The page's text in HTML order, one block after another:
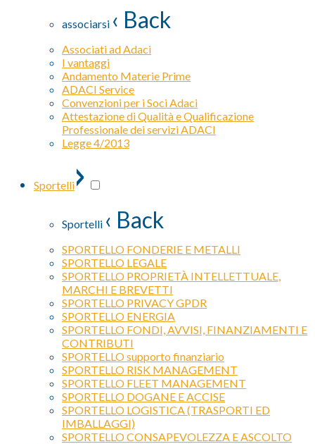
associarsi ‹ Back
Associati ad Adaci
I vantaggi
Andamento Materie Prime
ADACI Service
Convenzioni per i Soci Adaci
Attestazione di Qualità e Qualificazione
Professionale dei servizi ADACI
Legge 4/2013
Sportelli›
Sportelli ‹ Back
SPORTELLO FONDERIE E METALLI
SPORTELLO LEGALE
SPORTELLO PROPRIETÀ INTELLETTUALE,
MARCHI E BREVETTI
SPORTELLO PRIVACY GPDR
SPORTELLO ENERGIA
SPORTELLO FONDI, AVVISI, FINANZIAMENTI E
CONTRIBUTI
SPORTELLO supporto finanziario
SPORTELLO RISK MANAGEMENT
SPORTELLO FLEET MANAGEMENT
SPORTELLO DOGANE E ACCISE
SPORTELLO LOGISTICA (TRASPORTI ED
IMBALLAGGI)
SPORTELLO CONSAPEVOLEZZA E ASCOLTO